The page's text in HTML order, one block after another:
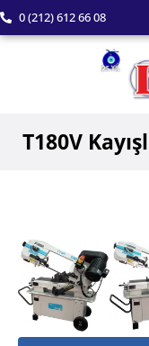
0 (212) 612 66 08
T180V